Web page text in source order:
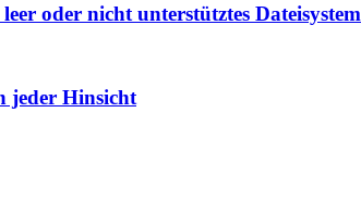
oder nicht unterstütztes Dateisystem
jeder Hinsicht